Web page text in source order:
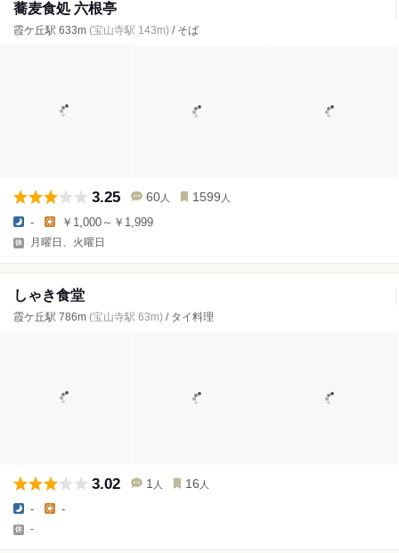
蕎麦食処 六根亭
霞ケ丘駅 633m (宝山寺駅 143m) / そば
3.25 60 人 1599 人
- ￥1,000～￥1,999
月曜日、火曜日
しゃき食堂
霞ケ丘駅 786m (宝山寺駅 63m) / タイ料理
3.02 1 人 16 人
- -
-